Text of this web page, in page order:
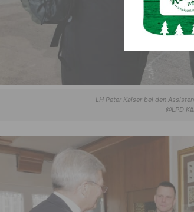
LH Peter Kaiser bei den
@LPD